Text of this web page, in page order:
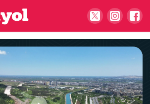
işlek güzergahı trafiğe kapanıyor!